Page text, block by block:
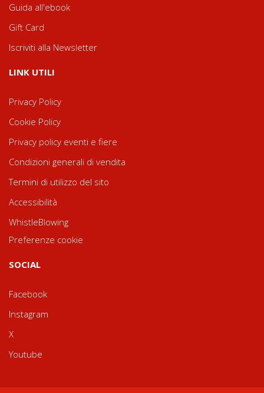
Guida all'ebook
Gift Card
Iscriviti alla Newsletter
LINK UTILI
Privacy Policy
Cookie Policy
Privacy policy eventi e fiere
Condizioni generali di vendita
Termini di utilizzo del sito
Accessibilità
WhistleBlowing
Preferenze cookie
SOCIAL
Facebook
Instagram
X
Youtube